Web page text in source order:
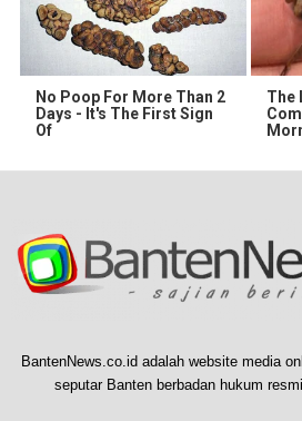
No Poop For More Than 2
Days - It's The First Sign
Of
The
BantenNews.co.id adalah website media
seputar Banten berbadan hukum